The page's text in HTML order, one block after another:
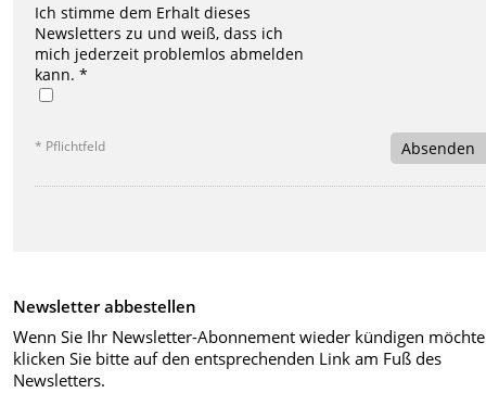
Ich stimme dem Erhalt dieses
Newsletters zu und weiß, dass ich
mich jederzeit problemlos abmelden
kann. *
* Pflichtfeld Absenden
Newsletter abbestellen
Wenn Sie Ihr Newsletter-Abonnement wieder kündigen
klicken Sie bitte auf den entsprechenden Link am Fuß des
Newsletters.